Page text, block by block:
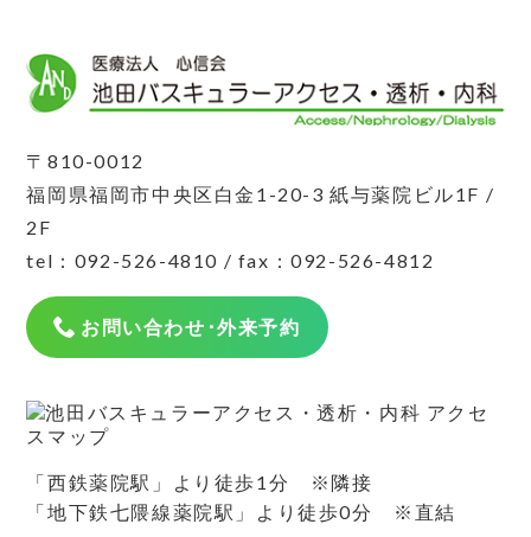
〒810-0012
福岡県福岡市中央区白金1-20-3 紙与薬院ビル1F /
2F
tel： 092-526-4810 / fax：092-526-4812
「西鉄薬院駅」より徒歩1分 ※隣接
「地下鉄七隈線薬院駅」より徒歩0分 ※直結